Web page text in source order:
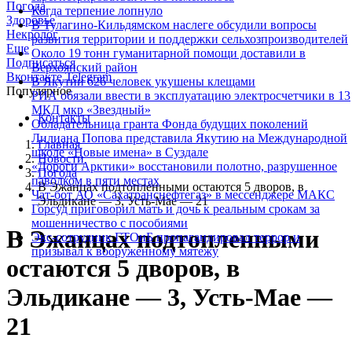
Погода
Здоровье
Некролог
Еще
Подписаться
ВконтактеTelegram
Популярное
Когда терпение лопнуло
В Тулагино-Кильдямском наслеге обсудили вопросы
развития территории и поддержки сельхозпроизводителей
Около 19 тонн гуманитарной помощи доставили в
Верхоянский район
В Якутии 626 человек укушены клещами
РИА обязали ввести в эксплуатацию электросчетчики в 13
МКД мкр «Звездный»
Обладательница гранта Фонда будущих поколений
Лилиана Попова представила Якутию на Международной
школе «Новые имена» в Суздале
«Дороги Арктики» восстановили полотно, разрушенное
паводком в пяти местах
Чат-бот АО «Сахатранснефтегаз» в мессенджере МАКС
Горсуд приговорил мать и дочь к реальным срокам за
мошенничество с пособиями
Экс-сотрудник ГТОиБ пропагандировал террор и
призывал к вооруженному мятежу
Контакты
Главная
Новости
Погода
В Эжанцах подтопленными остаются 5 дворов, в
Эльдикане — 3, Усть-Мае — 21
В Эжанцах подтопленными
остаются 5 дворов, в
Эльдикане — 3, Усть-Мае —
21